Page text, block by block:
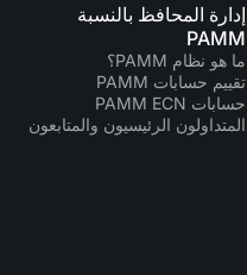
إدارة المحافظ بالنسبة
PAMM
ما هو نظام PAMM؟
تقييم حسابات PAMM
حسابات PAMM ECN
المتداولون الرئيسيون والمتابعون